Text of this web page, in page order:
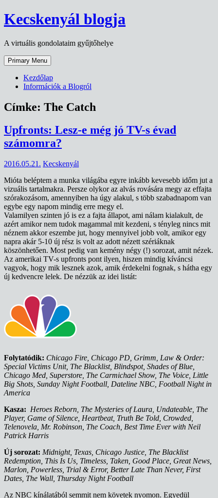
Skip
to
Kecskenyál blogja
A virtuális gondolataim gyűjtőhelye
Primary Menu
Kezdőlap
Információk a Blogról
Címke: The Catch
Upfronts: Lesz-e még jó TV-s évad
számomra?
2016.05.21. Kecskenyál
Mióta beléptem a munka világába egyre inkább kevesebb időm jut a
vizuális tartalmakra. Persze olykor az alvás rovására megy az effajta
szórakozásom, amennyiben ha úgy alakul, s több szabadnapom van
egybe egy napom mindig erre megy el.
Valamilyen szinten jó is ez a fajta állapot, ami nálam kialakult, de
azért amikor nem tudok magammal mit kezdeni, s tényleg nincs mit
néznem akkor eszembe jut, hogy mennyivel jobb volt, amikor egy
napra akár 5-10 új rész is volt az adott nézett szériáknak
köszönhetően. Most pedig van kemény négy (!) sorozat, amit nézek.
Az amerikai TV-s upfronts pont ilyen, hiszen mindig kíváncsi
vagyok, hogy mik lesznek azok, amik érdekelni fognak, s hátha egy
új kedvencre lelek. De nézzük az idei listát:
Folytatódik: Chicago Fire, Chicago PD, Grimm, Law & Order:
Special Victims Unit, The Blacklist, Blindspot, Shades of Blue,
Chicago Med, Superstore, The Carmichael Show, The Voice, Little
Big Shots, Sunday Night Football, Dateline NBC, Football Night in
America
Kasza: Heroes Reborn, The Mysteries of Laura, Undateable, The
Player, Game of Silence, Heartbeat, Truth Be Told, Crowded,
Telenovela, Mr. Robinson, The Coach, Best Time Ever with Neil
Patrick Harris
Új sorozat: Midnight, Texas, Chicago Justice, The Blacklist
Redemption, This Is Us, Timeless, Taken, Good Place, Great News,
Marlon, Powerless, Trial & Error, Better Late Than Never, First
Dates, The Wall, Thursday Night Football
Az NBC kínálatából semmit nem követek nyomon. Egyedül